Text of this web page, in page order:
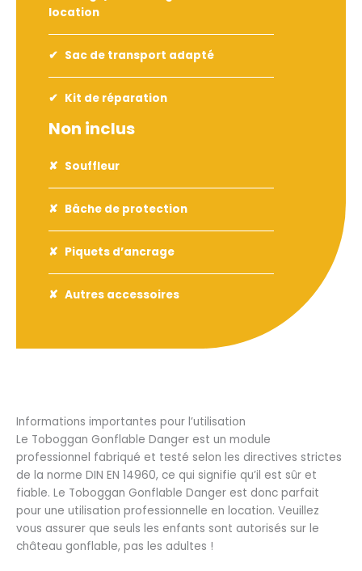
location
Sac de transport adapté
Kit de réparation
Non inclus
Souffleur
Bâche de protection
Piquets d’ancrage
Autres accessoires
Informations importantes pour l’utilisation
Le Toboggan Gonflable Danger est un module
professionnel fabriqué et testé selon les directives strictes
de la norme DIN EN 14960, ce qui signifie qu’il est sûr et
fiable. Le Toboggan Gonflable Danger est donc parfait
pour une utilisation professionnelle en location. Veuillez
vous assurer que seuls les enfants sont autorisés sur le
château gonflable, pas les adultes !